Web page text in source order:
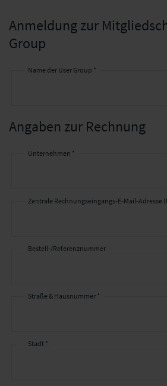
Anmeldung zur
Group
Name der User Group *
Angaben zur Rechnung
Unternehmen *
Zentrale Rechnungseingangs-E-Mail-Adresse
Bestell-/Referenznummer
Straße & Hausnummer *
Stadt *